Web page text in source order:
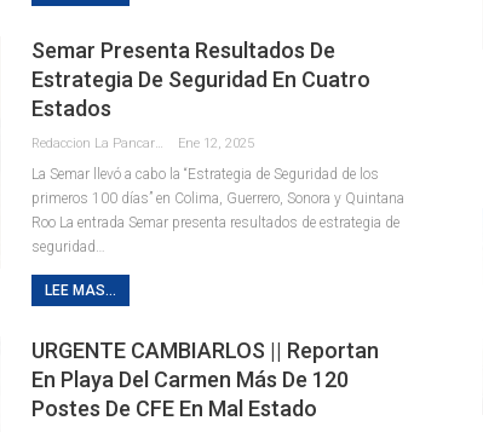
Semar Presenta Resultados De
Estrategia De Seguridad En Cuatro
Estados
Ene 12, 2025
La Semar llevó a cabo la “Estrategia de Seguridad de los
primeros 100 días” en Colima, Guerrero, Sonora y Quintana
Roo La entrada Semar presenta resultados de estrategia de
seguridad…
LEE MAS...
URGENTE CAMBIARLOS || Reportan
En Playa Del Carmen Más De 120
Postes De CFE En Mal Estado